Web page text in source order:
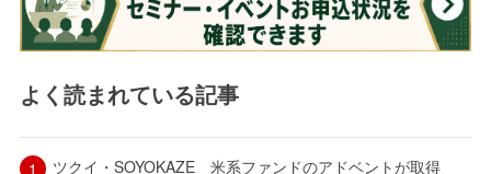
よく読まれている記事
ツクイ・SOYOKAZE 米系ファンドのアドベントが取得